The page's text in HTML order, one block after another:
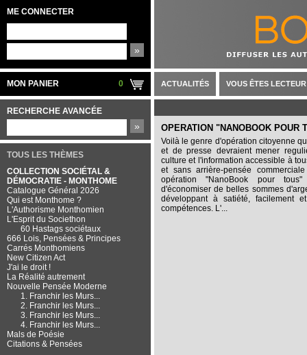
ME CONNECTER
»
MON PANIER 0
RECHERCHE AVANCÉE
»
TOUS LES THÈMES
COLLECTION SOCIÉTAL &
DÉMOCRATIE - MONTHOME
Catalogue Général 2026
Qui est Monthome ?
L'Authorisme Monthomien
L'Esprit du Societhon
60 Hastags sociétaux
666 Lois, Pensées & Principes
Carrés Monthomiens
New Citizen Act
J'ai le droit !
La Réalité autrement
Nouvelle Pensée Moderne
1. Franchir les Murs...
2. Franchir les Murs...
3. Franchir les Murs...
4. Franchir les Murs...
Mals de Poésie
Citations & Pensées
ACTUALITÉS VOUS ÊTES LECTEUR
OPERATION "NANOBOOK POUR
Voilà le genre d'opération citoyenne
et de presse devraient mener
culture et l'information accessible à
et sans arrière-pensée
opération"NanoBook pour tous"
d'économiser de belles sommes
développant à satiété, facilement
compétences. L'...